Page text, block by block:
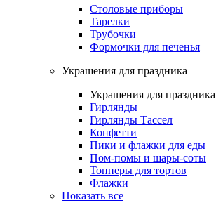
Столовые приборы
Тарелки
Трубочки
Формочки для печенья
Украшения для праздника
Украшения для праздника
Гирлянды
Гирлянды Тассел
Конфетти
Пики и флажки для еды
Пом-помы и шары-соты
Топперы для тортов
Флажки
Показать все